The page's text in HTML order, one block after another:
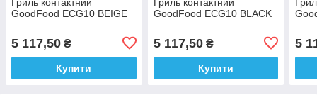
GoodFood ECG10 BEIGE
5 117,50 ₴
Купити
GoodFood ECG10 BLACK
5 117,50₴
Купити
5